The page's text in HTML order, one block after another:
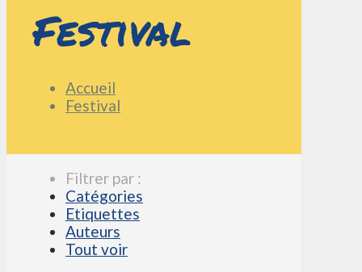
Festival
Accueil
Festival
Filtrer par :
Catégories
Etiquettes
Auteurs
Tout voir